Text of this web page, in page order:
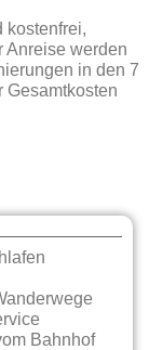
kostenfrei,
Anreise werden
in den 7
Gesamtkosten
Bahnhof